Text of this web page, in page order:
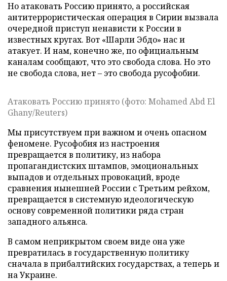
Но атаковать Россию принято, а российская
антитеррористическая операция в Сирии вызвала
очередной приступ ненависти к России в
известных кругах. Вот «Шарли Эбдо» нас и
атакует. И нам, конечно же, по официальным
каналам сообщают, что это свобода слова. Но это
не свобода слова, нет – это свобода русофобии.
Атаковать Россию принято (фото: Mohamed Abd El
Ghany/Reuters)
Мы присутствуем при важном и очень опасном
феномене. Русофобия из настроения
превращается в политику, из набора
пропагандистских штампов, эмоциональных
выпадов и отдельных провокаций, вроде
сравнения нынешней России с Третьим рейхом,
превращается в системную идеологическую
основу современной политики ряда стран
западного альянса.
В самом неприкрытом своем виде она уже
превратилась в государственную политику
сначала в прибалтийских государствах, а теперь и
на Украине.